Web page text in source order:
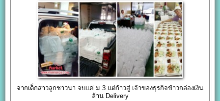
จากเด็กสาวลูกชาวนา จบแค่ ม.3 แต่ก้าวสู่ เจ้าของธุรกิจข้าวกล่องเงิน
ล้าน Delivery